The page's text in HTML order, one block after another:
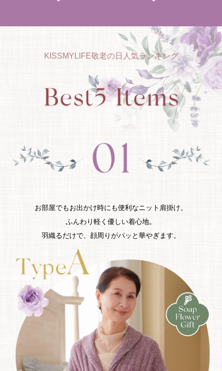
KISSMYLIFE敬老の日人気ランキング
お部屋でもお出かけ時にも便利なニット肩掛け。
ふんわり軽く優しい着心地。
羽織るだけで、顔周りがパッと華やぎます。